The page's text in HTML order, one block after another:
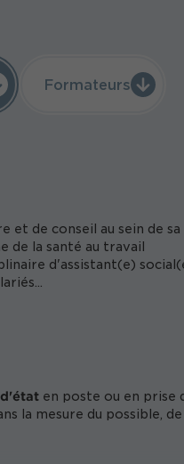
Formateurs
de conseil au sein de
de la santé au travail
d'assistant(e)
en poste ou en prise
la mesure du possible,